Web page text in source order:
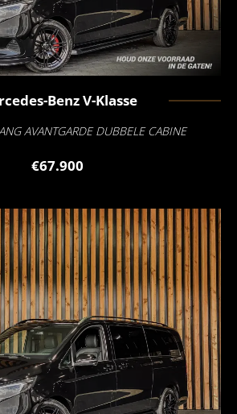
BenzV-Klasse
AVANTGARDE DUBBELE CABINE
€67.900